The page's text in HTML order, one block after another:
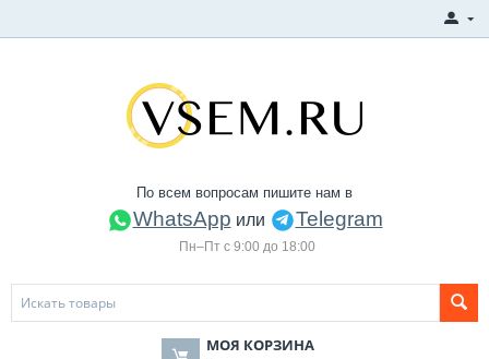
По всем вопросам пишите нам в
WhatsApp или Telegram
Пн–Пт с 9:00 до 18:00
МОЯ КОРЗИНА